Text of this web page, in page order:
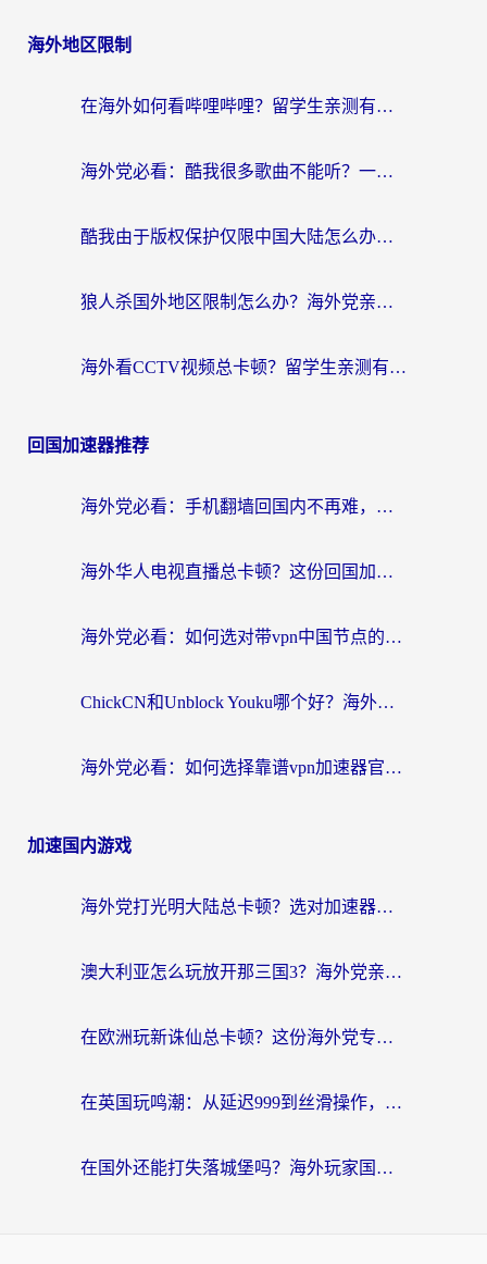
海外地区限制
在海外如何看哔哩哔哩？留学生亲测有效的回国加速指南
海外党必看：酷我很多歌曲不能听？一招解决优酷版权限制+B站地域问题！
酷我由于版权保护仅限中国大陆怎么办？海外党亲测有效的解锁指南
狼人杀国外地区限制怎么办？海外党亲测有效的全场景回国加速指南
海外看CCTV视频总卡顿？留学生亲测有效的回国加速器选择指南
回国加速器推荐
海外党必看：手机翻墙回国内不再难，一篇搞定无缝访问国内资源指南
海外华人电视直播总卡顿？这份回国加速器选择指南帮你无缝看国内资源
海外党必看：如何选对带vpn中国节点的加速器？无缝访问国内资源全攻略
ChickCN和Unblock Youku哪个好？海外党亲测4款热门回国加速器，附避坑指南
海外党必看：如何选择靠谱vpn加速器官网？轻松解决国内APP地区限制
加速国内游戏
海外党打光明大陆总卡顿？选对加速器才是关键！（附亲测好用的推荐）
澳大利亚怎么玩放开那三国3？海外党亲测有效的国服游戏加速指南
在欧洲玩新诛仙总卡顿？这份海外党专属加速器指南帮你解决延迟难题
在英国玩鸣潮：从延迟999到丝滑操作，我是怎么做到的？
在国外还能打失落城堡吗？海外玩家国服游戏加速终极指南（附北美玩online加速器下载技巧）